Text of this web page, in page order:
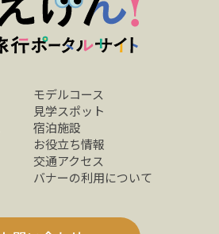
モデルコース
見学スポット
宿泊施設
お役立ち情報
交通アクセス
バナーの利用について